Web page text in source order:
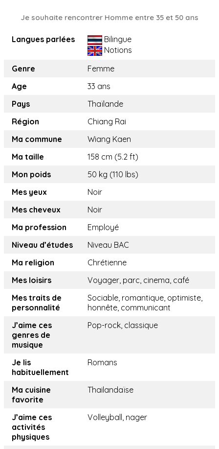
Je souhaite rencontrer Homme entre 35 et 50 ans
Langues parlées
Bilingue
Notions
Genre
Femme
Age
33 ans
Pays
Thaïlande
Région
Chiang Rai
Ma commune
Wiang Kaen
Ma taille
158 cm (5.2 ft)
Mon poids
50 kg (110 lbs)
Mes yeux
Noir
Mes cheveux
Noir
Ma profession
Employé
Niveau d’études
Niveau BAC
Ma religion
Chrétienne
Mes loisirs
Voyager, parc, cinema, café
Mes traits de
personnalité
Sociable, romantique, optimiste,
honnête, communicant
J’aime ces
genres de
musique
Pop-rock, classique
Je lis
habituellement
Romans
Ma cuisine
favorite
Thailandaïse
J’aime ces
activités
physiques
Volleyball, nager